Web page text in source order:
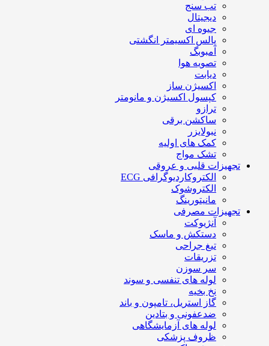
تب سنج
دیجیتال
جیوه ای
پالس اکسیمتر انگشتی
آمبوبگ
تصویه هوا
دیابت
اکسیژن ساز
کپسول اکسیژن و مانومتر
ترازو
ساکشن برقی
نبولایزر
کمک های اولیه
تشک مواج
تجهیزات قلبی و عروقی
الکتروکاردیوگرافی ECG
الکتروشوک
مانیتورینگ
تجهیزات مصرفی
آنژیوکت
دستکش و ماسک
تیغ جراحی
تزریقات
سر سوزن
لوله های تنفسی و سوند
نخ بخیه
گاز استریل، تامپون و باند
ضدعفونی و بتادین
لوله های آزمایشگاهی
ظروف پزشکی